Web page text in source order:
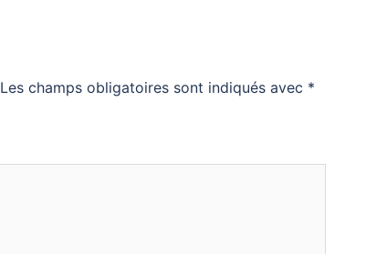
Les champs obligatoires sont indiqués avec *